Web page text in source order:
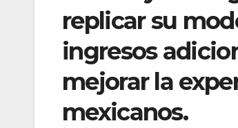
replicar su
ingresos
mejorar la
mexicanos.